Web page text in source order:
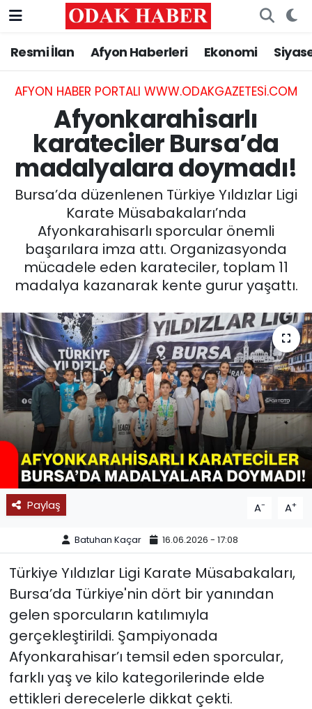
Resmi İlan Afyon Haberleri Ekonomi
AFYON HABER PORTALI WWW.ODAKGAZETESI.COM
Afyonkarahisarlı
karateciler Bursa’da
madalyalara doymadı!
Bursa’da düzenlenen Türkiye Yıldızlar Ligi
Karate Müsabakaları’nda
Afyonkarahisarlı sporcular önemli
başarılara imza attı. Organizasyonda
mücadele eden karateciler, toplam 11
madalya kazanarak kente gurur yaşattı.
Paylaş A- A+
Batuhan Kaçar 16.06.2026 - 17:08
Türkiye Yıldızlar Ligi Karate Müsabakaları,
Bursa’da Türkiye'nin dört bir yanından
gelen sporcuların katılımıyla
gerçekleştirildi. Şampiyonada
Afyonkarahisar’ı temsil eden sporcular,
farklı yaş ve kilo kategorilerinde elde
ettikleri derecelerle dikkat çekti.
AFYONKARAHİSAR HABERLERİ
Resmi İlan
ASAYİŞ
GÜNCEL
SİYASET
EĞİTİM
MAGAZİN
SPOR
11:11 MANŞET
Nöbetçi Eczaneler
Hava Durumu
Trafik Durumu
Süper Lig Puan Durumu ve Fikstür
Tüm Manşetler
Son Dakika Haberleri
Haber Arşivi